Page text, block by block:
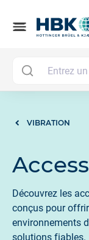
menu
VIBRATION
Découvrez les
conçus pour
environnements
solutions fiables.